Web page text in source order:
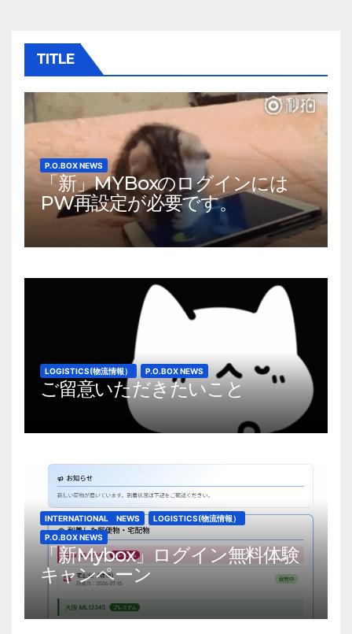
ゲ
ー
シ
ョ
ン
TITLE
P.O.BOX NEWS
「新」MYBoxのログインには
PW再設定が必要です。
LOGISTICS(物流情報） P.O.BOX NEWS
ご留意いただきたいこと
INTERNATIONAL NEWS
LOGISTICS(物流情報）
P.O.BOX NEWS
「新Mybox」ログイン無料体験
キャンペーン